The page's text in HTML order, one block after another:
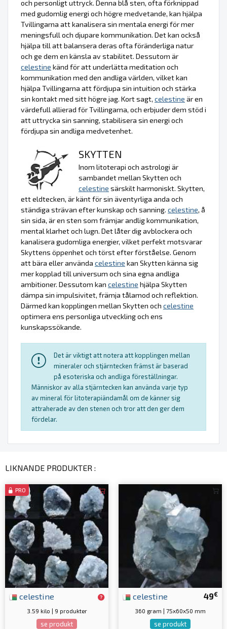
och personligt uttryck. Denna blå sten, ofta förknippad
med gudomlig energi och högre medvetande, kan hjälpa
Tvillingarna att kanalisera sin mentala energi för mer
meningsfull och djupare kommunikation. Det kan också
hjälpa till att balansera deras ofta föränderliga natur
och ge dem en känsla av stabilitet. Dessutom är
celestine känd för att underlätta meditation och
kommunikation med den andliga världen, vilket kan
hjälpa Tvillingarna att fördjupa sin intuition och stärka
sin kontakt med sitt högre jag. Kort sagt, celestine är en
värdefull allierad för Tvillingarna, och erbjuder dem stöd i
att uttrycka sin sanning, stabilisera sin energi och
fördjupa sin andliga medvetenhet.
SKYTTEN
Inom litoterapi och astrologi är
sambandet mellan Skytten och
celestine särskilt harmoniskt. Skytten,
ett eldtecken, är känt för sin äventyrliga anda och
ständiga strävan efter kunskap och sanning. celestine, å
sin sida, är en sten som främjar andlig kommunikation,
mental klarhet och lugn. Det låter dig avblockera och
kanalisera gudomliga energier, vilket perfekt motsvarar
Skyttens öppenhet och törst efter förståelse. Genom
att bära eller använda celestine kan Skytten känna sig
mer kopplad till universum och sina egna andliga
ambitioner. Dessutom kan celestine hjälpa Skytten
dämpa sin impulsivitet, främja tålamod och reflektion.
Därmed kan kopplingen mellan Skytten och celestine
optimera ens personliga utveckling och ens
kunskapssökande.
Det är viktigt att notera att kopplingen mellan
mineraler och stjärntecken främst är baserad
på esoteriska och andliga föreställningar.
Människor av alla stjärntecken kan använda varje typ
av mineral för litoterapiändamål om de känner sig
attraherade av den stenen och tror att den ger dem
fördelar.
LIKNANDE PRODUKTER :
PRO
celestine
3.59 kilo | 9 produkter
se produkt
49€
celestine
360 gram | 75x60x50 mm
se produkt